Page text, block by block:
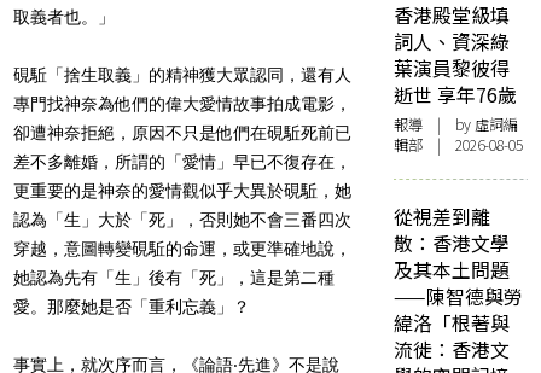
取義者也。」
硯駈「捨生取義」的精神獲大眾認同，還有人
專門找神奈為他們的偉大愛情故事拍成電影，
卻遭神奈拒絕，原因不只是他們在硯駈死前已
差不多離婚，所謂的「愛情」早已不復存在，
更重要的是神奈的愛情觀似乎大異於硯駈，她
認為「生」大於「死」，否則她不會三番四次
穿越，意圖轉變硯駈的命運，或更準確地說，
她認為先有「生」後有「死」，這是第二種
愛。那麼她是否「重利忘義」？
事實上，就次序而言，《論語‧先進》不是說
香港殿堂級填
詞人、資深綠
葉演員黎彼得
逝世 享年76歲
報導 | by 虛詞編
輯部 | 2026-08-05
從視差到離
散：香港文學
及其本土問題
——陳智德與勞
緯洛「根著與
流徙：香港文